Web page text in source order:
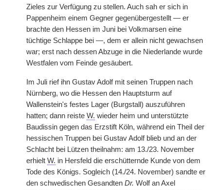
Zieles zur Verfügung zu stellen. Auch sah er sich in
Pappenheim einem Gegner gegenübergestellt — er
brachte den Hessen im Juni bei Volkmarsen eine
tüchtige Schlappe bei —, dem er allein nicht gewachsen
war; erst nach dessen Abzuge in die Niederlande wurde
Westfalen vom Feinde gesäubert.
Im Juli rief ihn Gustav Adolf mit seinen Truppen nach
Nürnberg, wo die Hessen den Hauptsturm auf
Wallenstein's festes Lager (Burgstall) auszuführen
hatten; dann reiste W. wieder heim und unterstützte
Baudissin gegen das Erzstift Köln, während ein Theil der
hessischen Truppen bei Gustav Adolf blieb und an der
Schlacht bei Lützen theilnahm: am 13./23. November
erhielt W. in Hersfeld die erschütternde Kunde von dem
Tode des Königs. Sogleich (14./24. November) sandte er
den schwedischen Gesandten Dr. Wolf an Axel